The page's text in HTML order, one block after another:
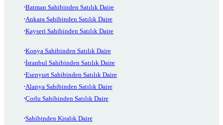
Batman Sahibinden Satılık Daire
Ankara Sahibinden Satılık Daire
Kayseri Sahibinden Satılık Daire
Konya Sahibinden Satılık Daire
İstanbul Sahibinden Satılık Daire
Esenyurt Sahibinden Satılık Daire
Alanya Sahibinden Satılık Daire
Çorlu Sahibinden Satılık Daire
Sahibinden Kiralık Daire